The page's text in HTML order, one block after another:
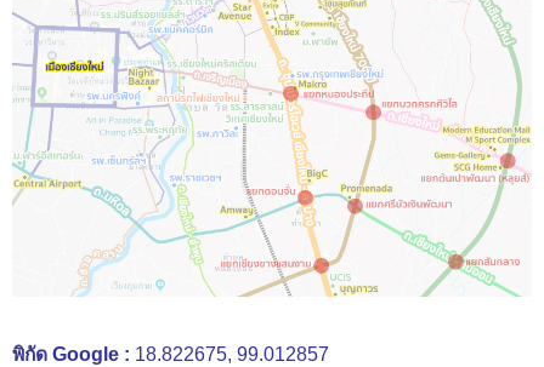
พิกัด Google : 18.822675, 99.012857